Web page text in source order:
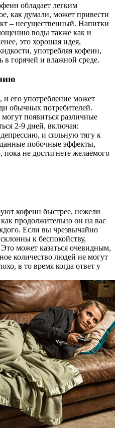
обладает легким
как думали, может привести
– несущественный. Напитки
воды также как и
это хорошая идея,
употребляя кофеин,
в горячей и влажной среде.
его употребление может
обычных потребителей.
появиться различные
2-9 дней, включая:
и сильную тягу к
побочные эффекты,
не достигнете желаемого
кофеин быстрее, нежели
продолжительно он на вас
Если вы чрезвычайно
к беспокойству,
может казаться очевидным,
количество людей не могут
в то время когда ответ у